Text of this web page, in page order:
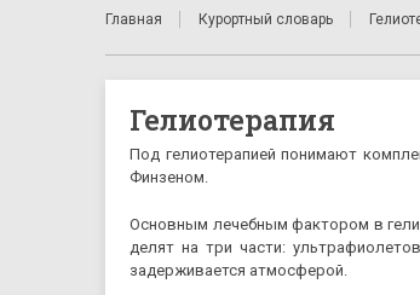
Главная Курортный словарь
Гелиотерапия
Под гелиотерапией понимают
Финзеном.
Основным лечебным фактором в
делят на три части:
задерживается атмосферой.